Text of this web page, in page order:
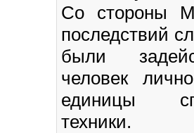
Со стороны
последствий
были
человек
единицы
техники.